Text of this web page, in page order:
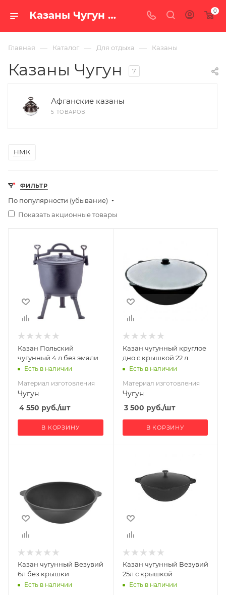
Казаны Чугун ➤ каталог, цены на сайте интернет магазина «100 печей» в Екатеринбурге 0
Главная — Каталог — Для отдыха — Казаны
Казаны Чугун 7
Афганские казаны
5 ТОВАРОВ
НМК
ФИЛЬТР
По популярности (убывание)
Показать акционные товары
изготовления
Чугун
Казан Польский
чугунный 4 л без эмали
Есть в наличии
Материал изготовления
Чугун
4 550 руб./шт
В КОРЗИНУ
Чугун
Казан чугунный круглое
дно с крышкой 22 л
Есть в наличии
Материал изготовления
Чугун
3 500 руб./шт
В КОРЗИНУ
Казан чугунный Везувий
6л без крышки
Есть в наличии
Глубина, мм
250
Материал
Чугун
Казан чугунный Везувий
25л с крышкой
Есть в наличии